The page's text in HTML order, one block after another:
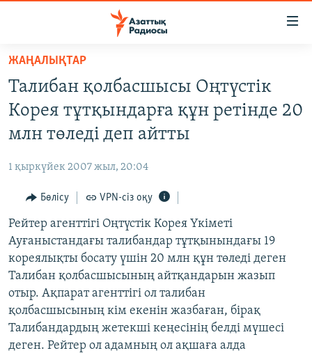
Skip
main
content
to
main
Navigation
Search
ЖАҢАЛЫҚТАР
AZATTYQTV
АДАМ ҚҰҚЫҚТАРЫ
ӘЛЕУМЕТ
ӘЛЕМ
АРНАЙЫ ЖОБАЛАР
Русский
ЖАЗЫЛЫҢЫЗ
ЖАҢАЛЫҚТАР
Талибан қолбасшысы Оңтүстік
Корея тұтқындарға құн ретінде 20
млн төледі деп айтты
1 қыркүйек 2007 жыл, 20:04
Бөлісу VPN-сіз оқу
Рейтер агенттігі Оңтүстік Корея Үкіметі
Ауғаныстандағы талибандар тұтқынындағы 19
кореялықты босату үшін 20 млн құн төледі деген
Талибан қолбасшысының айтқандарын жазып
отыр. Ақпарат агенттігі ол талибан
қолбасшысының кім екенін жазбаған, бірақ
Талибандардың жетекші кеңесінің белді мүшесі
деген. Рейтер ол адамның ол ақшаға алда